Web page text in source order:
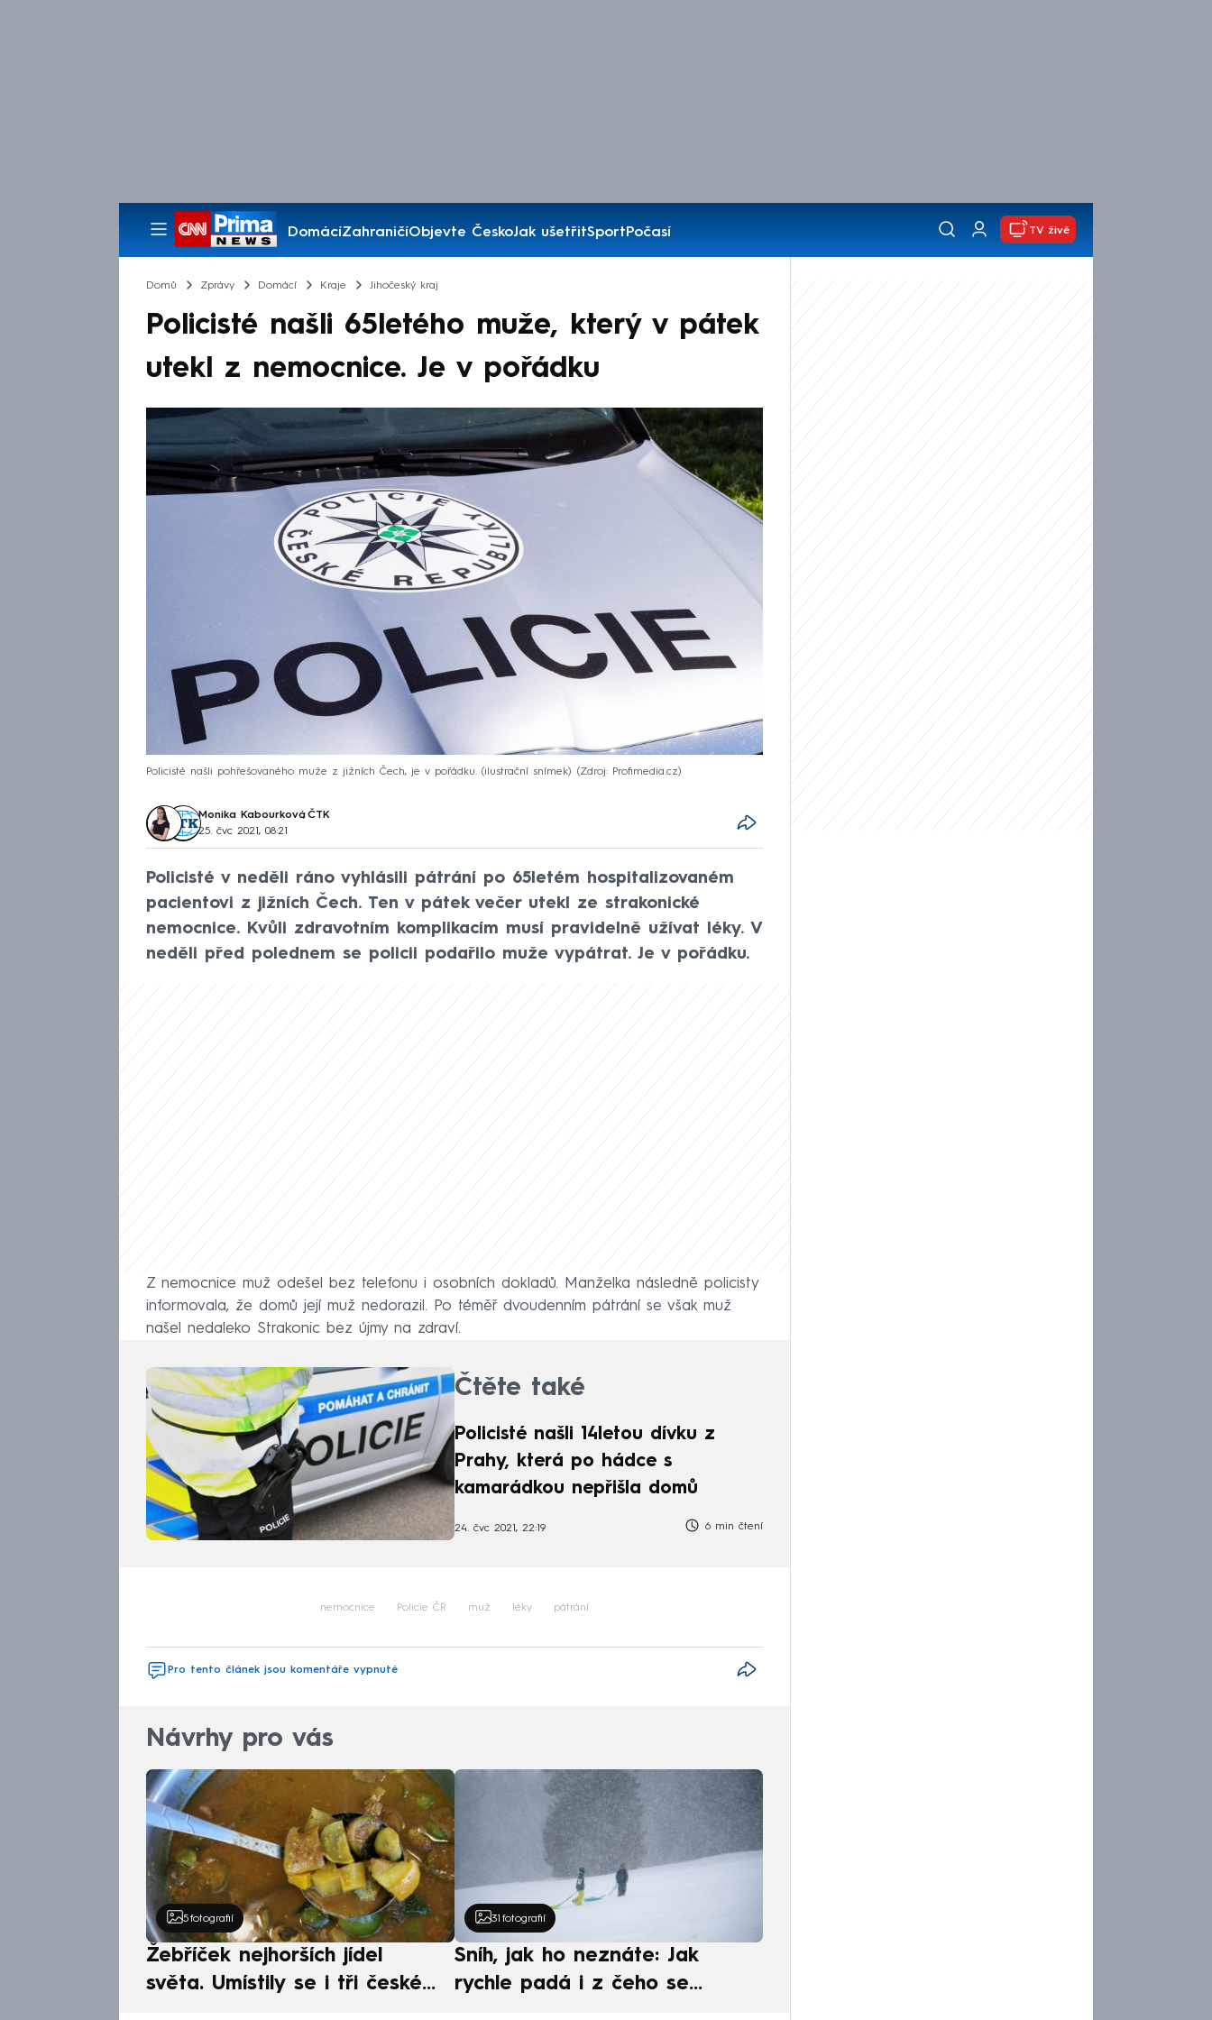
DomácíZahraničíObjevte ČeskoJak ušetřitSportPočasí
Pořady
TV živě
Domů Zprávy Domácí Kraje Jihočeský kraj
Policisté našli 65letého muže, který v pátek
utekl z nemocnice. Je v pořádku
Policisté našli pohřešovaného muže z jižních Čech, je v pořádku. (ilustrační snímek) Zdroj: Profimedia.cz
Monika Kabourková, ČTK
25. čvc 2021, 08:21
Policisté v neděli ráno vyhlásili pátrání po 65letém hospitalizovaném
pacientovi z jižních Čech. Ten v pátek večer utekl ze strakonické
nemocnice. Kvůli zdravotním komplikacím musí pravidelně užívat léky. V
neděli před polednem se policii podařilo muže vypátrat. Je v pořádku.
Z nemocnice muž odešel bez telefonu i osobních dokladů. Manželka následně policisty
informovala, že domů její muž nedorazil. Po téměř dvoudenním pátrání se však muž
našel nedaleko Strakonic bez újmy na zdraví.
Čtěte také
Policisté našli 14letou dívku z
Prahy, která po hádce s
kamarádkou nepřišla domů
24. čvc 2021, 22:19 6 min čtení
nemocnice Policie ČR muž léky pátrání
Pro tento článek jsou komentáře vypnuté
Návrhy pro vás
5 fotografií
Žebříček nejhorších jídel
světa. Umístily se i tři české
31 fotografií
Sníh, jak ho neznáte: Jak
rychle padá i z čeho se